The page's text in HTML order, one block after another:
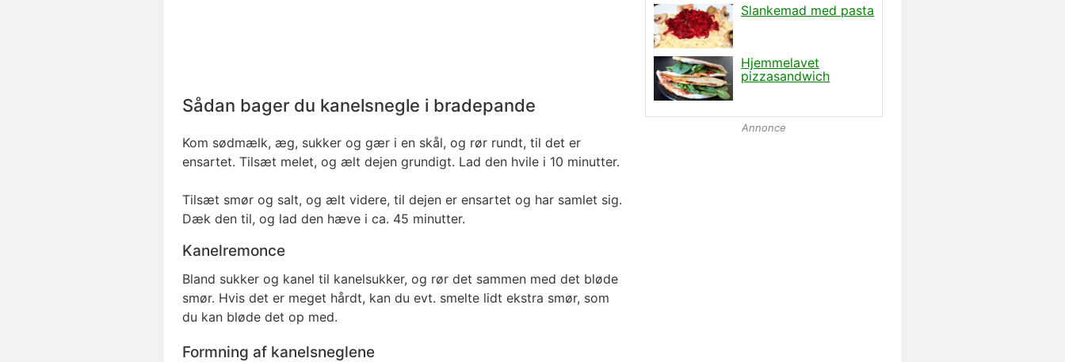
Sådan bager du kanelsnegle i bradepande
Kom sødmælk, æg, sukker og gær i en skål, og rør rundt, til det er
ensartet. Tilsæt melet, og ælt dejen grundigt. Lad den hvile i 10 minutter.
Tilsæt smør og salt, og ælt videre, til dejen er ensartet og har samlet sig.
Dæk den til, og lad den hæve i ca. 45 minutter.
Kanelremonce
Bland sukker og kanel til kanelsukker, og rør det sammen med det bløde
smør. Hvis det er meget hårdt, kan du evt. smelte lidt ekstra smør, som
du kan bløde det op med.
Formning af kanelsneglene
Annonce